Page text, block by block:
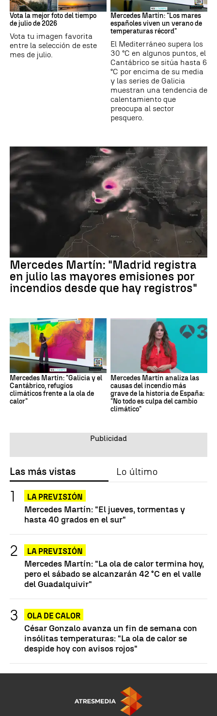
Tus imágenes
Vota la mejor foto del tiempo
de julio de 2026
Vota tu imagen favorita
entre la selección de este
mes de julio.
Mares
Mercedes Martín: "Los mares
españoles viven un verano de
temperaturas récord"
El Mediterráneo supera los
30 °C en algunos puntos, el
Cantábrico se sitúa hasta 6
°C por encima de su media
y las series de Galicia
muestran una tendencia de
calentamiento que
preocupa al sector
pesquero.
Mercedes Martín: "Madrid registra
en julio las mayores emisiones por
incendios desde que hay registros"
Mercedes Martín: "Galicia y el
Cantábrico, refugios
climáticos frente a la ola de
calor"
Mercedes Martín analiza las
causas del incendio más
grave de la historia de España:
"No todo es culpa del cambio
climático"
Las más vistas Lo último
LA PREVISIÓN
Mercedes Martín: "El jueves, tormentas y
hasta 40 grados en el sur"
LA PREVISIÓN
Mercedes Martín: "La ola de calor termina hoy,
pero el sábado se alcanzarán 42 °C en el valle
del Guadalquivir"
OLA DE CALOR
César Gonzalo avanza un fin de semana con
insólitas temperaturas: "La ola de calor se
despide hoy con avisos rojos"